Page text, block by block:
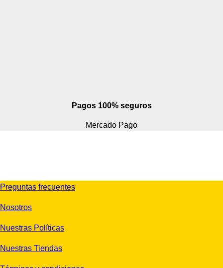
Pagos 100% seguros
Mercado Pago
Preguntas frecuentes
Nosotros
Nuestras Políticas
Nuestras Tiendas